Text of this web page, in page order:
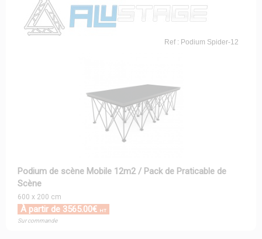
Ref : Podium Spider-12
Podium de scène Mobile 12m2 / Pack de Praticable de
Scène
600 x 200 cm
À partir de 3565.00€ HT
Sur commande